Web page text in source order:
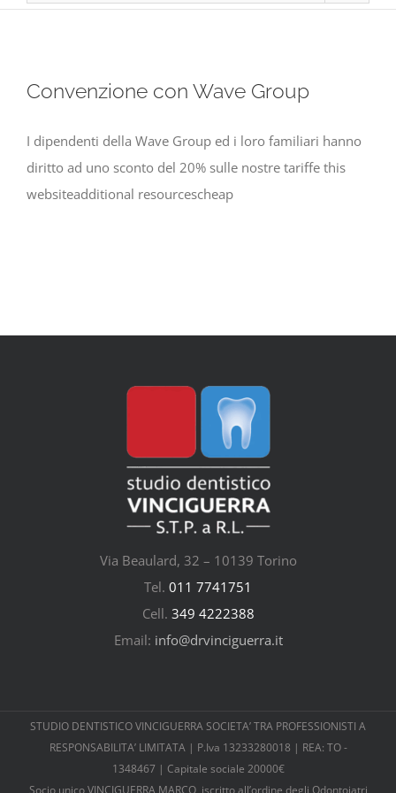
Convenzione con Wave Group
I dipendenti della Wave Group ed i loro familiari hanno
diritto ad uno sconto del 20% sulle nostre tariffe this
websiteadditional resourcescheap
Via Beaulard, 32 – 10139 Torino
Tel. 011 7741751
Cell. 349 4222388
Email: info@drvinciguerra.it
STUDIO DENTISTICO VINCIGUERRA SOCIETA’ TRA PROFESSIONISTI A
RESPONSABILITA’ LIMITATA | P.Iva 13233280018 | REA: TO -
1348467 | Capitale sociale 20000€
Socio unico VINCIGUERRA MARCO, iscritto all’ordine degli Odontoiatri